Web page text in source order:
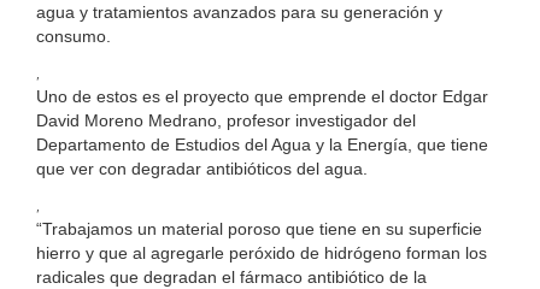
agua y tratamientos avanzados para su generación y
consumo.
,
Uno de estos es el proyecto que emprende el doctor Edgar
David Moreno Medrano, profesor investigador del
Departamento de Estudios del Agua y la Energía, que tiene
que ver con degradar antibióticos del agua.
,
“Trabajamos un material poroso que tiene en su superficie
hierro y que al agregarle peróxido de hidrógeno forman los
radicales que degradan el fármaco antibiótico de la